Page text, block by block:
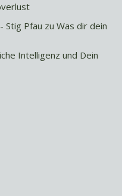
Stig Pfau zu Was dir dein
Intelligenz und Dein